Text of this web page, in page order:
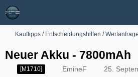
Kauftipps / Entscheidungshilfen /
Neuer Akku - 7800mAh
[M1710] EmineF 25.